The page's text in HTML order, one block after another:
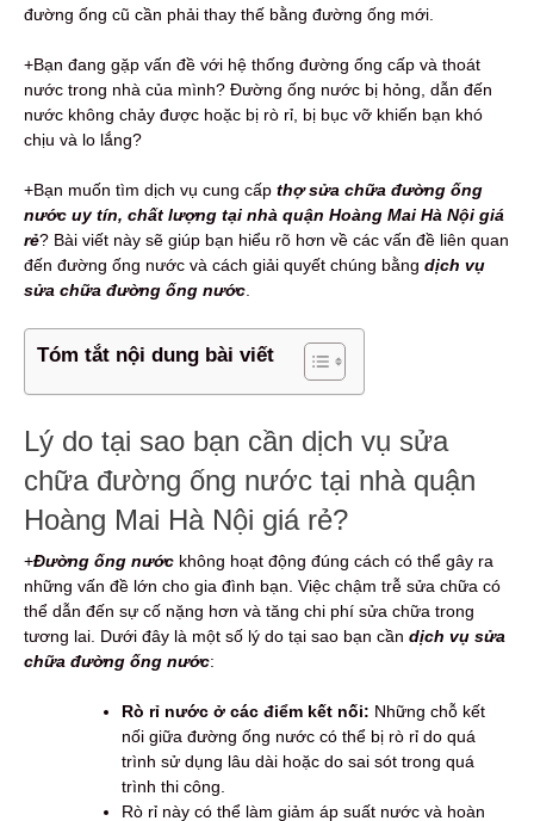
đường ống cũ cần phải thay thế bằng đường ống mới.
+Bạn đang gặp vấn đề với hệ thống đường ống cấp và thoát
nước trong nhà của mình? Đường ống nước bị hỏng, dẫn đến
nước không chảy được hoặc bị rò rỉ, bị bục vỡ khiến bạn khó
chịu và lo lắng?
+Bạn muốn tìm dịch vụ cung cấp thợ sửa chữa đường ống
nước uy tín, chất lượng tại nhà quận Hoàng Mai Hà Nội giá
rẻ? Bài viết này sẽ giúp bạn hiểu rõ hơn về các vấn đề liên quan
đến đường ống nước và cách giải quyết chúng bằng dịch vụ
sửa chữa đường ống nước
Tóm tắt nội dung bài viết
Lý do tại sao bạn cần dịch vụ sửa
chữa đường ống nước tại nhà quận
Hoàng Mai Hà Nội giá rẻ?
+Đường ống nước không hoạt động đúng cách có thể gây ra
những vấn đề lớn cho gia đình bạn. Việc chậm trễ sửa chữa có
thể dẫn đến sự cố nặng hơn và tăng chi phí sửa chữa trong
tương lai. Dưới đây là một số lý do tại sao bạn cần dịch vụ sửa
chữa đường ống nước:
Rò rỉ nước ở các điểm kết nối: Những chỗ kết
nối giữa đường ống nước có thể bị rò rỉ do quá
trình sử dụng lâu dài hoặc do sai sót trong quá
trình thi công.
Rò rỉ này có thể làm giảm áp suất nước và hoàn